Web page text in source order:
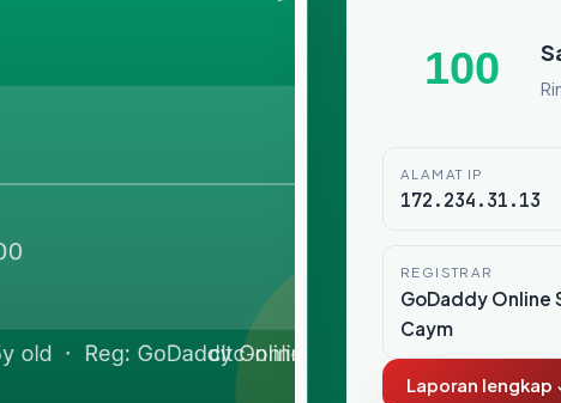
100
ALAMAT IP
172.234.31.13
REGISTRAR
GoDaddy Online
Caym
Laporan lengkap